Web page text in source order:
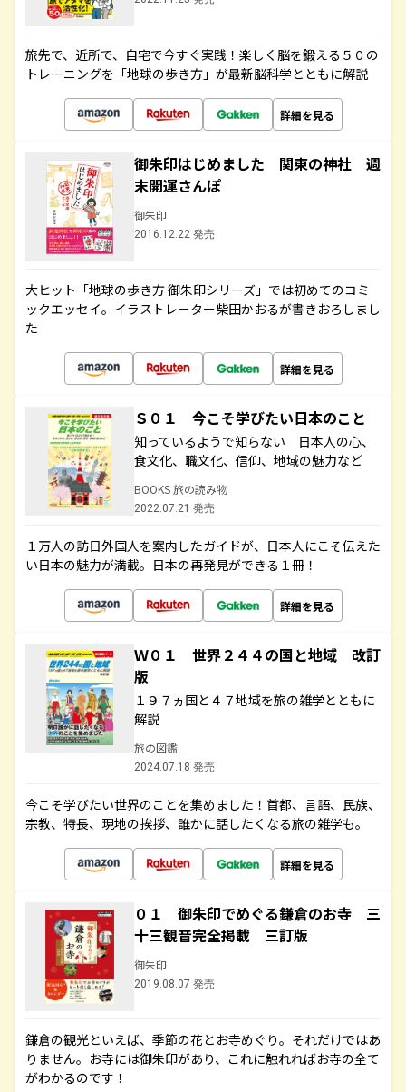
旅先で、近所で、自宅で今すぐ実践！楽しく脳を鍛える５０の
トレーニングを「地球の歩き方」が最新脳科学とともに解説
詳細を見る
御朱印はじめました 関東の神社 週
末開運さんぽ
御朱印
2016.12.22 発売
大ヒット「地球の歩き方 御朱印シリーズ」では初めてのコミ
ックエッセイ。イラストレーター柴田かおるが書きおろしまし
た
詳細を見る
Ｓ０１ 今こそ学びたい日本のこと
知っているようで知らない 日本人の心、
食文化、職文化、信仰、地域の魅力など
BOOKS 旅の読み物
2022.07.21 発売
１万人の訪日外国人を案内したガイドが、日本人にこそ伝えた
い日本の魅力が満載。日本の再発見ができる１冊！
詳細を見る
Ｗ０１ 世界２４４の国と地域 改訂
版
１９７ヵ国と４７地域を旅の雑学とともに
解説
旅の図鑑
2024.07.18 発売
今こそ学びたい世界のことを集めました！首都、言語、民族、
宗教、特長、現地の挨拶、誰かに話したくなる旅の雑学も。
詳細を見る
０１ 御朱印でめぐる鎌倉のお寺 三
十三観音完全掲載 三訂版
御朱印
2019.08.07 発売
鎌倉の観光といえば、季節の花とお寺めぐり。それだけではあ
りません。お寺には御朱印があり、これに触れればお寺の全て
がわかるのです！